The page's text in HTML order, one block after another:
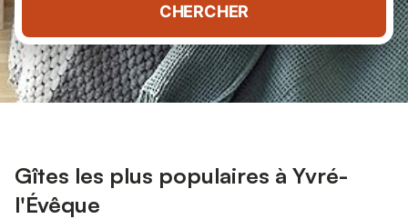
CHERCHER
Gîtes les plus populaires à Yvré-
l'Évêque